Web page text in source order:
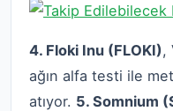
4. Floki Inu (FLOKI),
ağın alfa testi ile
atıyor. 5. Somnium